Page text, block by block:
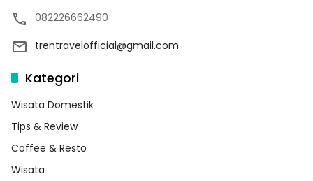
082226662490
trentravelofficial@gmail.com
Kategori
Wisata Domestik
Tips & Review
Coffee & Resto
Wisata